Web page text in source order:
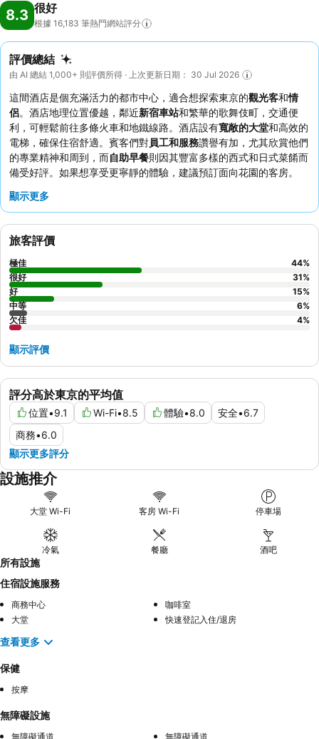
8.3 很好
根據 16,183 筆熱門網站評分
評價總結
由 AI 總結 1,000+ 則評價所得 · 上次更新日期： 30 Jul 2026
這間酒店是個充滿活力的都市中心，適合想探索東京的觀光客和情
侶。酒店地理位置優越，鄰近新宿車站和繁華的歌舞伎町，交通便
利，可輕鬆前往多條火車和地鐵線路。酒店設有寬敞的大堂和高效的
電梯，確保住宿舒適。賓客們對員工和服務讚譽有加，尤其欣賞他們
的專業精神和周到，而自助早餐則因其豐富多樣的西式和日式菜餚而
備受好評。如果想享受更寧靜的體驗，建議預訂面向花園的客房。
顯示更多
評分高於東京的平均值
位置•9.1 Wi-Fi•8.5 體驗•8.0 安全•6.7
商務•6.0
顯示更多評分
旅客評價
極佳 44%
很好
31%
好
15%
中等
6%
欠佳
4%
顯示評價
設施推介
大堂 Wi-Fi 客房 Wi-Fi 停車場
冷氣 餐廳 酒吧
所有設施
住宿設施服務
商務中心
咖啡室
大堂
快速登記入住/退房
查看更多
保健
按摩
無障礙設施
無障礙通道 無障礙通道